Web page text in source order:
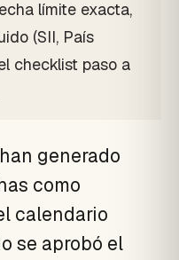
límite exacta,
(SII, País
checklist paso a
generado
como
calendario
se aprobó el